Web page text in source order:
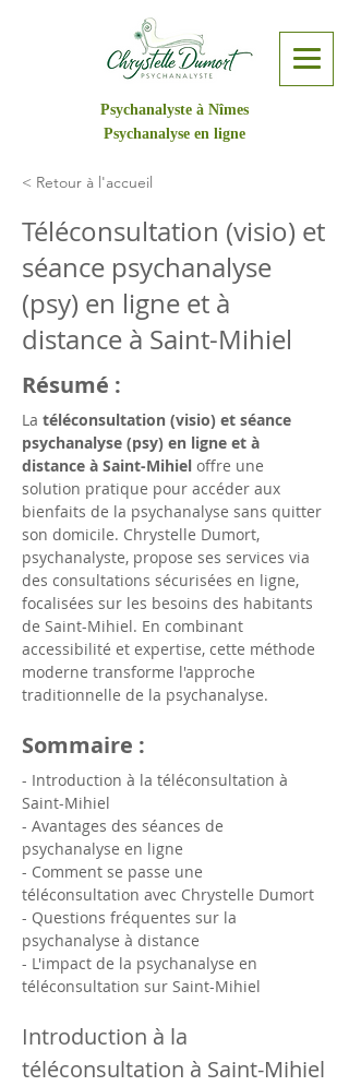
Psychanalyste à Nîmes
Psychanalyse en ligne
< Retour à l'accueil
Téléconsultation (visio) et
séance psychanalyse
(psy) en ligne et à
distance à Saint-Mihiel
Résumé :
La téléconsultation (visio) et séance
psychanalyse (psy) en ligne et à
distance à Saint-Mihiel offre une
solution pratique pour accéder aux
bienfaits de la psychanalyse sans quitter
son domicile. Chrystelle Dumort,
psychanalyste, propose ses services via
des consultations sécurisées en ligne,
focalisées sur les besoins des habitants
de Saint-Mihiel. En combinant
accessibilité et expertise, cette méthode
moderne transforme l'approche
traditionnelle de la psychanalyse.
Sommaire :
- Introduction à la téléconsultation à
Saint-Mihiel
- Avantages des séances de
psychanalyse en ligne
- Comment se passe une
téléconsultation avec Chrystelle Dumort
- Questions fréquentes sur la
psychanalyse à distance
- L'impact de la psychanalyse en
téléconsultation sur Saint-Mihiel
Introduction à la
téléconsultation à Saint-Mihiel